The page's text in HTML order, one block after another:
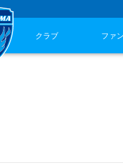
クラブ ファン